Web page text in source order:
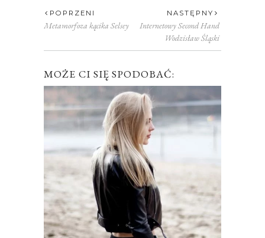
POPRZENI
Metamorfoza kącika Selsey
NASTĘPNY
Internetowy Second Hand
Wodzisław Śląski
MOŻE CI SIĘ SPODOBAĆ: